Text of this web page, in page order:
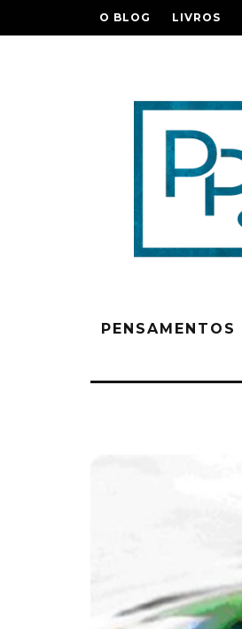
O BLOG LIVROS
PENSAMENTOS